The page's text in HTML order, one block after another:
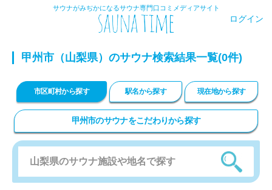
サウナがみぢかになるサウナ専門口コミメディアサイト
ログイン
甲州市（山梨県）のサウナ検索結果一覧(0件)
市区町村から探す 駅名から探す 現在地から探す
甲州市のサウナをこだわりから探す